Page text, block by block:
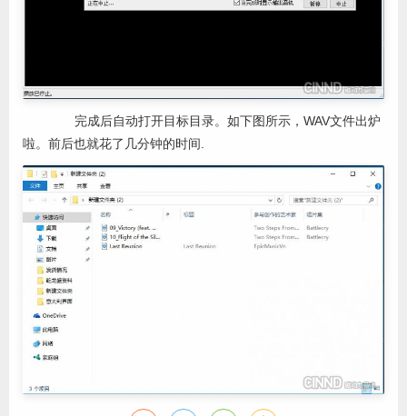
完成后自动打开目标目录。如下图所示，WAV文件出炉
啦。前后也就花了几分钟的时间.